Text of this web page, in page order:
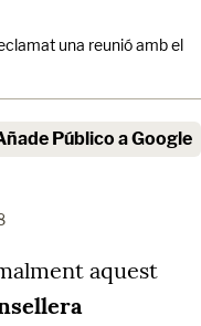
una reunió amb el
Público a Google
aquest